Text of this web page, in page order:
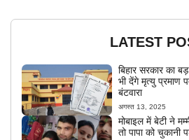
LATEST
बिहार सरकार का
भी देंगे मृत्यु प्रमाण
बंटवारा
अगस्त 13, 2025
मोबाइल में बेटी ने
तो पापा को चुकानी